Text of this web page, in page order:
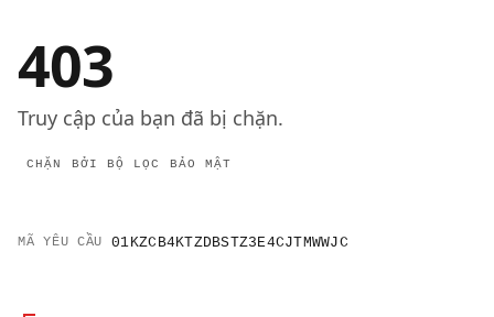
403
Truy cập của bạn đã bị chặn.
CHẶN BỞI BỘ LỌC BẢO MẬT
MÃ YÊU CẦU 01KZCB4KTZDBSTZ3E4CJTMWWJC